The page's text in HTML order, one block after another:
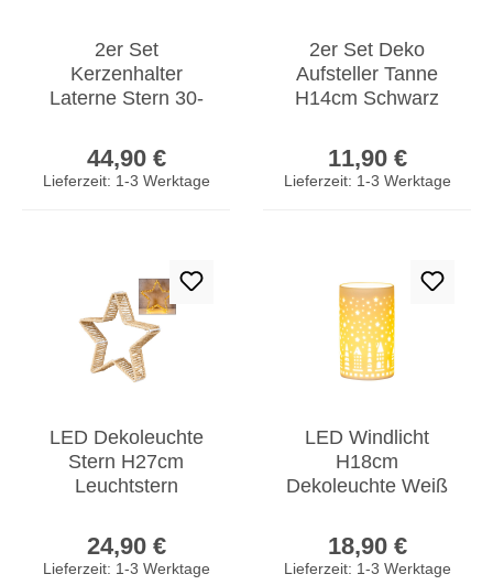
2er Set
Kerzenhalter
Laterne Stern 30-
Schwarz
Weihnachtsdeko
44,90 €
Lieferzeit: 1-3 Werktage
2er Set Deko
Aufsteller Tanne
H14cm Schwarz
Weihnachten
Tischdeko Deko
11,90 €
Lieferzeit: 1-3 Werktage
LED Dekoleuchte
Stern H27cm
Leuchtstern
Weihnachtsdeko
Tischdeko
24,90 €
Lieferzeit: 1-3 Werktage
LED Windlicht
H18cm
Dekoleuchte Weiß
Weihnachten Deko
Tischdeko Leuchte
18,90 €
Lieferzeit: 1-3 Werktage